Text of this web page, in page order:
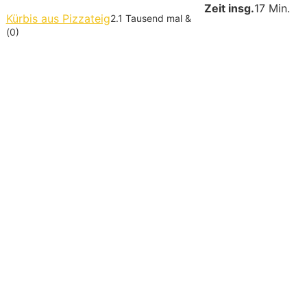
Zeit insg.17 Min.
Kürbis aus Pizzateig2.1 Tausend mal &
(0)